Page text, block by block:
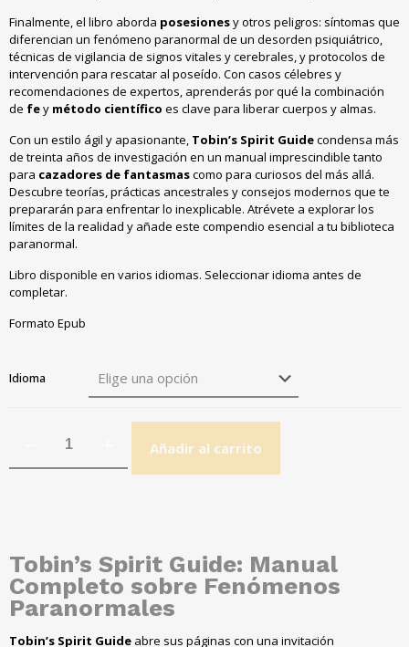
Finalmente, el libro aborda posesionesy otros peligros: síntomas que
diferencian un fenómeno paranormal de un desorden psiquiátrico,
técnicas de vigilancia de signos vitales y cerebrales, y protocolos de
intervención para rescatar al poseído. Con casos célebres y
recomendaciones de expertos, aprenderás por qué la combinación
de fey método científico es clave para liberar cuerpos y almas.
Con un estilo ágil y apasionante, Tobin’s Spirit Guidecondensa más
de treinta años de investigación en un manual imprescindible tanto
para cazadores de fantasmascomo para curiosos del más allá.
Descubre teorías, prácticas ancestrales y consejos modernos que te
prepararán para enfrentar lo inexplicable. Atrévete a explorar los
límites de la realidad y añade este compendio esencial a tu biblioteca
paranormal.
Libro disponible en varios idiomas. Seleccionar idioma antes de
completar.
Formato Epub
Idioma
Añadir al carrito
Tobin’s Spirit Guide: Manual
Completo sobre Fenómenos
Paranormales
Tobin’s Spirit Guide abre sus páginas con una invitación